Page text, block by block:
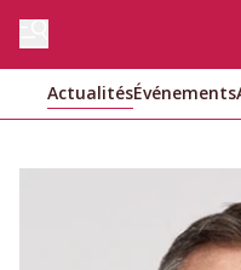
ActualitésÉvénements